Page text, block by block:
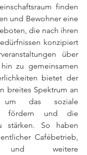
finden
und Bewohner eine
die nach ihren
konzipiert
über
zu gemeinsamen
bietet der
breites Spektrum an
um das soziale
fördern und die
stärken. So haben
Cafébetrieb,
und weitere